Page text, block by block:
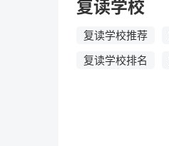
复读学校
复读学校推荐
复读学校排名